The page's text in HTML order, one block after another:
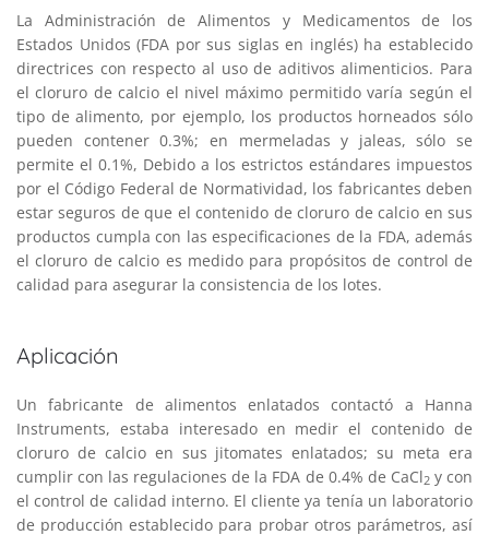
La Administración de Alimentos y Medicamentos de los
Estados Unidos (FDA por sus siglas en inglés) ha establecido
directrices con respecto al uso de aditivos alimenticios. Para
el cloruro de calcio el nivel máximo permitido varía según el
tipo de alimento, por ejemplo, los productos horneados sólo
pueden contener 0.3%; en mermeladas y jaleas, sólo se
permite el 0.1%, Debido a los estrictos estándares impuestos
por el Código Federal de Normatividad, los fabricantes deben
estar seguros de que el contenido de cloruro de calcio en sus
productos cumpla con las especificaciones de la FDA, además
el cloruro de calcio es medido para propósitos de control de
calidad para asegurar la consistencia de los lotes.
Aplicación
Un fabricante de alimentos enlatados contactó a Hanna
Instruments, estaba interesado en medir el contenido de
cloruro de calcio en sus jitomates enlatados; su meta era
cumplir con las regulaciones de la FDA de 0.4% de CaCl2y con
el control de calidad interno. El cliente ya tenía un laboratorio
de producción establecido para probar otros parámetros, así